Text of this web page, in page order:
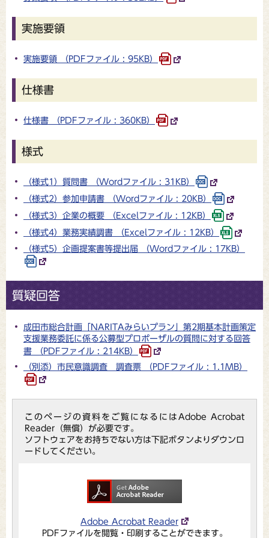
実施要領
実施要領 （PDFファイル : 95KB）
仕様書
仕様書 （PDFファイル : 360KB）
様式
（様式1）質問書 （Wordファイル : 31KB）
（様式2）参加申請書 （Wordファイル : 20KB）
（様式3）企業の概要 （Excelファイル : 12KB）
（様式4）業務実績調書 （Excelファイル : 12KB）
（様式5）企画提案書等提出届 （Wordファイル : 17KB）
質疑回答
成田市総合計画「NARITAみらいプラン」第2期基本計画策定
支援業務委託に係る公募型プロポーザルの質問に対する回答
書 （PDFファイル : 214KB）
（別添）市民意識調査 調査票 （PDFファイル : 1.1MB）
このページの資料をご覧になるにはAdobe Acrobat
Reader（無償）が必要です。
ソフトウェアをお持ちでない方は下記ボタンよりダウンロ
ードしてください。
Adobe Acrobat Reader
PDFファイルを閲覧・印刷することができます。